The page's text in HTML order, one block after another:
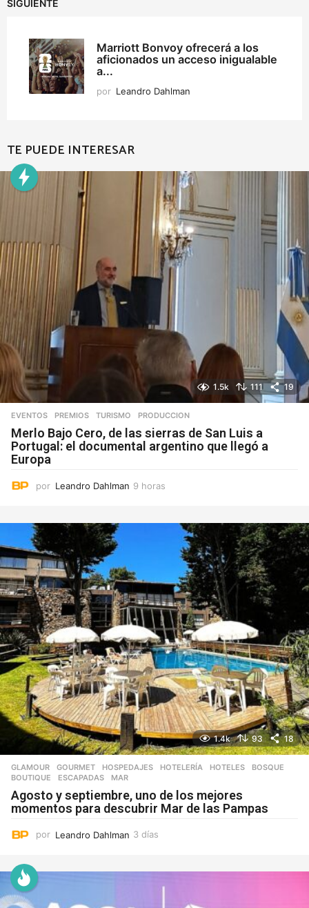
SIGUIENTE
Marriott Bonvoy ofrecerá a los
aficionados un acceso inigualable
a...
por Leandro Dahlman
TE PUEDE INTERESAR
1.5k 111 19
EVENTOS ,PREMIOS ,TURISMO PRODUCCION
Merlo Bajo Cero, de las sierras de San Luis a
Portugal: el documental argentino que llegó a
Europa
por Leandro Dahlman 9 horas
r
1.4k 93 18
GLAMOUR ,GOURMET ,HOSPEDAJES ,HOTELERÍA ,HOTELES BOSQUE
BOUTIQUE
,ESCAPADAS ,MAR
Agosto y septiembre, uno de los mejores
momentos para descubrir Mar de las Pampas
por Leandro Dahlman 3 días
a
s